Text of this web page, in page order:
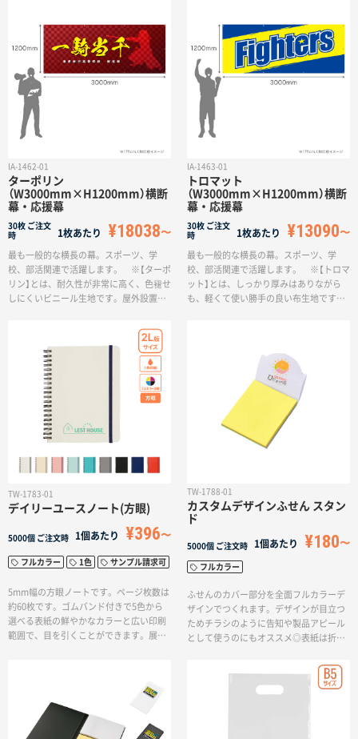
商業施設などにも安心してご利用いただ
けます。一方で、重く折りたたみが難し
いので、持ち運びには不向きです。
ポリンよりも早く色褪せます。
IA-1462-01
ターポリン
（W3000mm×H1200mm）横断
幕・応援幕
30枚 ご注文
時
1枚あたり ¥18038
最も一般的な横長の幕。スポーツ、学
校、部活関連で活躍します。 ※【ターポ
リン】とは、耐久性が非常に高く、色褪せ
しにくいビニール生地です。屋外設置に
なお、もともと防炎加工が施されてお
り、防炎シールが裏面に付きますので、
商業施設などにも安心してご利用いただ
けます。一方で、重く折りたたみが難し
いので、持ち運びには不向きです。
IA-1463-01
トロマット
（W3000mm×H1200mm）横断
幕・応援幕
30枚 ご注文
時
1枚あたり ¥13090
最も一般的な横長の幕。スポーツ、学
校、部活関連で活躍します。 ※【トロマ
ット】とは、しっかり厚みはありながら
も、軽くて使い勝手の良い布生地です。
ポリンよりも早く色褪せます。
TW-1783-01
デイリーユースノート(方眼)
5000個 ご注文時 1個あたり ¥396
フルカラー 1色 サンプル請求可
5mm幅の方眼ノートです。ページ枚数は
約60枚です。ゴムバンド付きで5色から
選べる表紙の鮮やかなカラーと広い印刷
範囲で、目を引くことができます。展示
てオープンキャンパスや学校イベントの
配布ノベルティとしてお使いいただけま
TW-1788-01
カスタムデザインふせん スタン
ド
5000個 ご注文時 1個あたり ¥180
フルカラー
ふせんのカバー部分を全面フルカラーデ
ザインでつくれます。デザインが目立つ
ためチラシのように告知や製品アピール
として使うのにもオススメ◎表紙は折る
た時の見え方を考えてデザインするのも
オススメです。オープンキャンパスや会
社説明会、イベントグッズなどで効果を